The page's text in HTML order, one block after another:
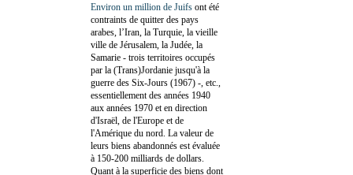
Environ un million de Juifs ont été
contraints de quitter des pays
arabes, l’Iran, la Turquie, la vieille
ville de Jérusalem, la Judée, la
Samarie - trois territoires occupés
par la (Trans)Jordanie jusqu'à la
guerre des Six-Jours (1967) -, etc.,
essentiellement des années 1940
aux années 1970 et en direction
d'Israël, de l'Europe et de
l'Amérique du nord. La valeur de
leurs biens abandonnés est évaluée
à 150-200 milliards de dollars.
Quant à la superficie des biens dont